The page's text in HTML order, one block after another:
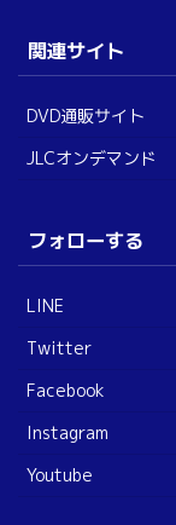
関連サイト
DVD通販サイト
JLCオンデマンド
フォローする
LINE
Twitter
Facebook
Instagram
Youtube